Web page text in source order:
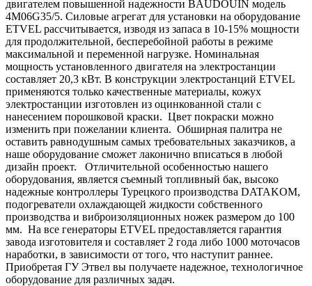
двигателем повышенной надежности BAUDOUIN модель
4M06G35/5. Силовые агрегат для установки на оборудование
ETVEL рассчитывается, изводя из запаса в 10-15% мощности
для продолжительной, бесперебойной работы в режиме
максимальной и переменной нагрузке. Номинальная
мощность установленного двигателя на электростанции
составляет 20,3 кВт. В конструкции электростанций ETVEL
применяются только качественные материалы, кожух
электростанции изготовлен из оцинкованной стали с
нанесением порошковой краски. Цвет покраски можно
изменить при пожелании клиента. Обширная палитра не
оставить равнодушным самых требовательных заказчиков, а
наше оборудование сможет лаконично вписаться в любой
дизайн проект. Отличительной особенностью нашего
оборудования, является съемный топливный бак, высоко
надежные контроллеры Турецкого производства DATAKOM,
подогреватели охлаждающей жидкости собственного
производства и виброизоляционных ножек размером до 100
мм. На все генераторы ETVEL предоставляется гарантия
завода изготовителя и составляет 2 года либо 1000 моточасов
наработки, в зависимости от того, что наступит раннее.
Приобретая ГУ Этвел вы получаете надежное, технологичное
оборудование для различных задач.